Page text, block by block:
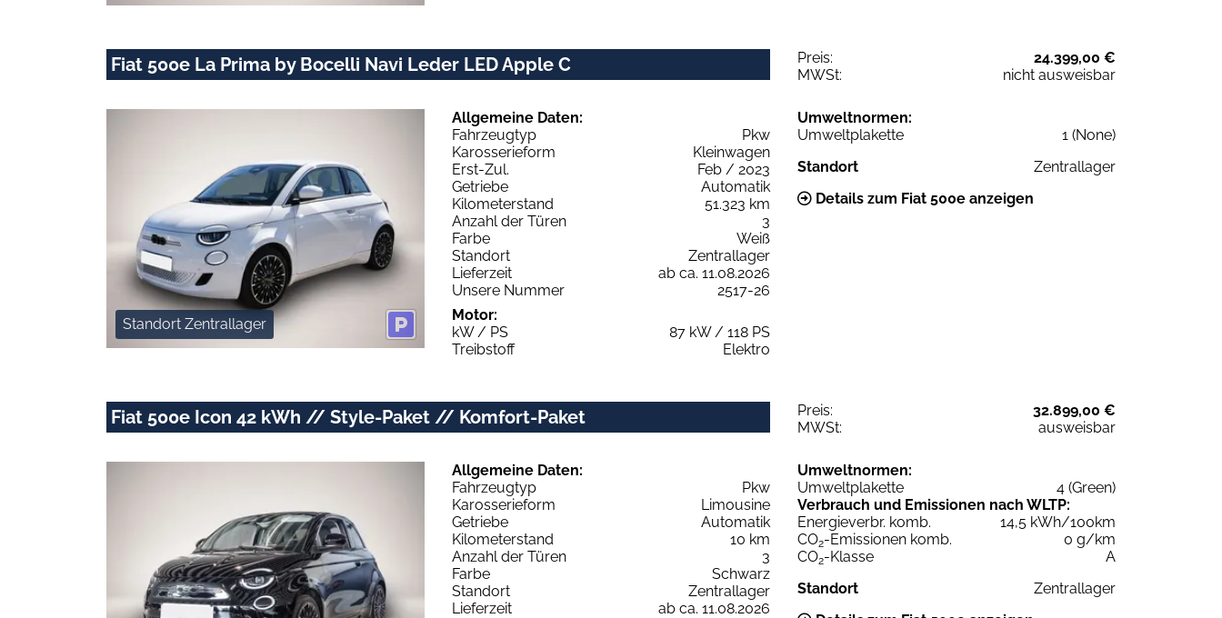
Fiat 500e La Prima by Bocelli Navi Leder LED Apple C Preis:
24.399,00 €
MWSt:
nicht ausweisbar
Standort Zentrallager
Allgemeine Daten:
Fahrzeugtyp
Pkw
Karosserieform
Kleinwagen
Erst-Zul.
Feb / 2023
Getriebe
Automatik
Kilometerstand
51.323 km
Anzahl der Türen
3
Farbe
Weiß
Standort
Zentrallager
Lieferzeit
ab ca. 11.08.2026
Unsere Nummer
2517-26
Motor:
kW / PS
87 kW / 118 PS
Treibstoff
Elektro
Umweltnormen:
Umweltplakette
1 (None)
Standort
Zentrallager
Details zum Fiat 500e anzeigen
Fiat 500e Icon 42 kWh // Style-Paket // Komfort-Paket Preis:
32.899,00 €
MWSt:
ausweisbar
Allgemeine Daten:
Fahrzeugtyp
Pkw
Karosserieform
Limousine
Getriebe
Automatik
Kilometerstand
10 km
Anzahl der Türen
3
Farbe
Schwarz
Standort
Zentrallager
Lieferzeit
ab ca. 11.08.2026
Umweltnormen:
Umweltplakette
4 (Green)
Verbrauch und Emissionen nach WLTP:
Energieverbr. komb.
14,5 kWh/100km
CO2-Emissionen komb.
0 g/km
CO2-Klasse
A
Standort
Zentrallager